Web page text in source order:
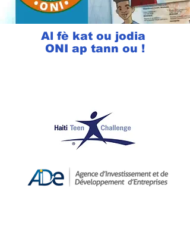
Al fè kat ou jodia
ONI ap tann ou !